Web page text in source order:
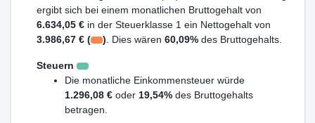
ergibt sich bei einem monatlichen Bruttogehalt von
6.634,05 € in der Steuerklasse 1 ein Nettogehalt von
3.986,67 € (
) . Dies wären60,09% des Bruttogehalts.
Steuern
Die monatliche Einkommensteuer würde
1.296,08 € oder 19,54% des Bruttogehalts
betragen.